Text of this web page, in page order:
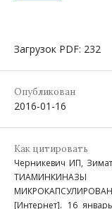
Загрузок PDF: 232
Опубликован
2016-01-16
Как цитировать
Черникевич ИП,
[Интернет]. 16